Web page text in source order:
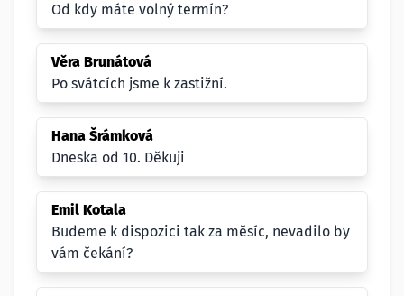
Od kdy máte volný termín?
Věra Brunátová
Po svátcích jsme k zastižní.
Hana Šrámková
Dneska od 10. Děkuji
Emil Kotala
Budeme k dispozici tak za měsíc, nevadilo by
vám čekání?